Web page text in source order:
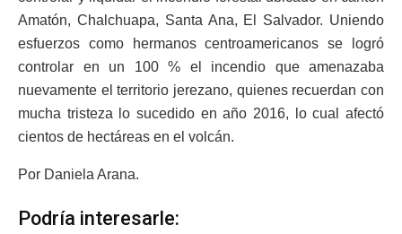
Amatón, Chalchuapa, Santa Ana, El Salvador. Uniendo
esfuerzos como hermanos centroamericanos se logró
controlar en un 100 % el incendio que amenazaba
nuevamente el territorio jerezano, quienes recuerdan con
mucha tristeza lo sucedido en año 2016, lo cual afectó
cientos de hectáreas en el volcán.
Por Daniela Arana.
Podría interesarle: